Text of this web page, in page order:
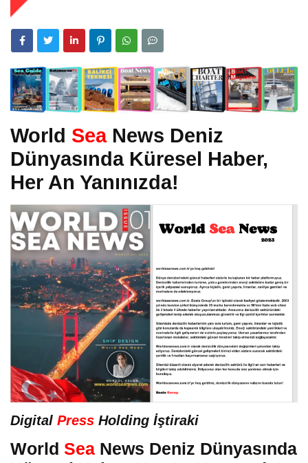
World SeaNews Deniz
Dünyasında Küresel Haber,
Her An Yanınızda!
Digital Press Holding İştiraki
World Sea News Deniz Dünyasında